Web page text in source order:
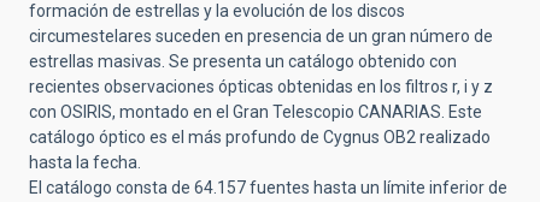
formación de estrellas y la evolución de los discos
circumestelares suceden en presencia de un gran número de
estrellas masivas. Se presenta un catálogo obtenido con
recientes observaciones ópticas obtenidas en los filtros r, i y z
con OSIRIS, montado en el Gran Telescopio CANARIAS. Este
catálogo óptico es el más profundo de Cygnus OB2 realizado
hasta la fecha.
El catálogo consta de 64.157 fuentes hasta un límite inferior de